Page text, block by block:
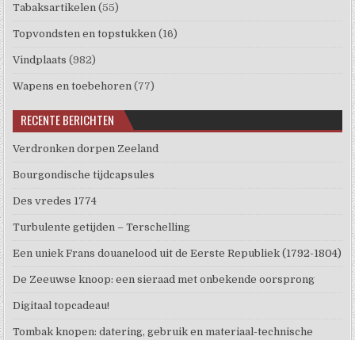
Tabaksartikelen (55)
Topvondsten en topstukken (16)
Vindplaats (982)
Wapens en toebehoren (77)
RECENTE BERICHTEN
Verdronken dorpen Zeeland
Bourgondische tijdcapsules
Des vredes 1774
Turbulente getijden – Terschelling
Een uniek Frans douanelood uit de Eerste Republiek (1792-1804)
De Zeeuwse knoop: een sieraad met onbekende oorsprong
Digitaal topcadeau!
Tombak knopen: datering, gebruik en materiaal-technische